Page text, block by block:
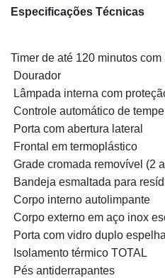
Especificações Técnicas
Timer de até 120 minutos
Dourador
Lâmpada interna com
Controle automático de
Porta com abertura lateral
Frontal em termoplástico
Grade cromada removível (2
Bandeja esmaltada para
Corpo interno autolimpante
Corpo externo em aço inox
Porta com vidro duplo
Isolamento térmico TOTAL
Pés antiderrapantes